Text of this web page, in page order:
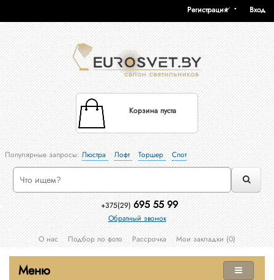
Вход
Регистрация
Корзина пуста
Популярные запросы:Люстра Лофт Торшер Спот
+375(29) 695 55 99
Обратный звонок
О нас
Подбор по фото Рассрочка Мои закладки (0)
Меню